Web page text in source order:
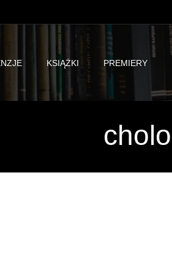
KSIĄŻKI PREMIERY
cholo